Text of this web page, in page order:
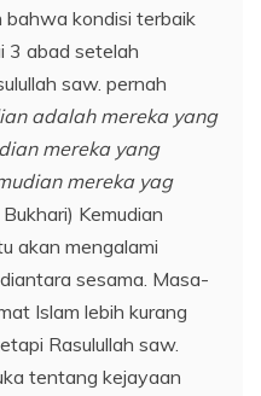
bahwa kondisi terbaik
3 abad setelah
saw. pernah
adalah mereka yang
mereka yang
mereka yag
Kemudian
akan mengalami
sesama. Masa-
Islam lebih kurang
Rasulullah saw.
tentang kejayaan